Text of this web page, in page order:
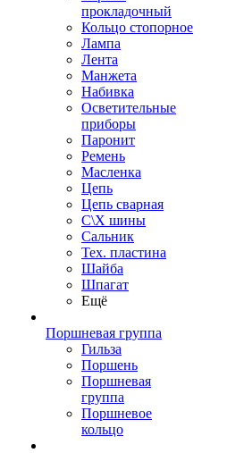
прокладочный
Кольцо стопорное
Лампа
Лента
Манжета
Набивка
Осветительные
приборы
Паронит
Ремень
Масленка
Цепь
Цепь сварная
С\Х шины
Сальник
Тех. пластина
Шайба
Шпагат
Ещё
Поршневая группа
Гильза
Поршень
Поршневая
группа
Поршневое
кольцо